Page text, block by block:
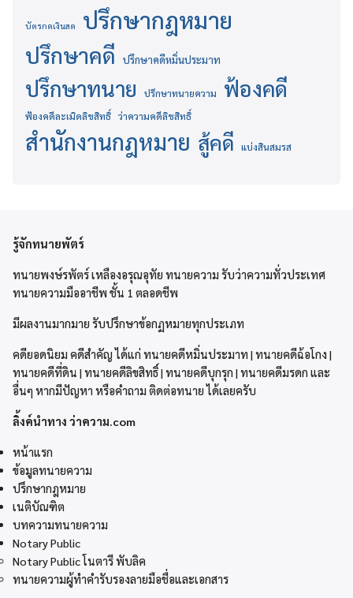
บัตรกดเงินสด ปรึกษากฎหมาย
ปรึกษาคดี ปรึกษาคดีหมิ่นประมาท
ปรึกษาทนาย ปรึกษาทนายความ ฟ้องคดี
ฟ้องคดีละเมิดลิขสิทธิ์ ว่าความคดีลิขสิทธิ์
สำนักงานกฎหมาย สู้คดี แบ่งสินสมรส
รู้จักทนายพัตร์
ทนายพงษ์รพัตร์ เหลืองอรุณอุทัย ทนายความ รับว่าความทั่วประเทศ
ทนายความมืออาชีพ ชั้น 1 ตลอดชีพ
มีผลงานมากมาย รับปรึกษาข้อกฏหมายทุกประเภท
คดียอดนิยม คดีสำคัญ ได้แก่ ทนายคดีหมิ่นประมาท | ทนายคดีฉ้อโกง |
ทนายคดีที่ดิน | ทนายคดีลิขสิทธิ์ | ทนายคดีบุกรุก | ทนายคดีมรดก และ
อื่นๆ หากมีปัญหา หรือคำถาม ติดต่อทนาย ได้เลยครับ
ลิ้งค์นำทาง ว่าความ.com
หน้าแรก
ข้อมูลทนายความ
ปรึกษากฎหมาย
เนติบัณฑิต
บทความทนายความ
Notary Public
Notary Public โนตารี พับลิค
ทนายความผู้ทำคำรับรองลายมือชื่อและเอกสาร